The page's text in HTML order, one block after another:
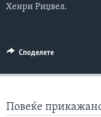
Хенри Риџвел.
Споделете
Повеќе